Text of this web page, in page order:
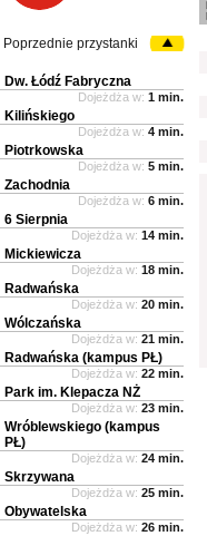
Poprzednie przystanki
Dw. Łódź Fabryczna
Dojeżdża w: 1 min.
Kilińskiego
Dojeżdża w: 4 min.
Piotrkowska
Dojeżdża w: 5 min.
Zachodnia
Dojeżdża w: 6 min.
6 Sierpnia
Dojeżdża w: 14 min.
Mickiewicza
Dojeżdża w: 18 min.
Radwańska
Dojeżdża w: 20 min.
Wólczańska
Dojeżdża w: 21 min.
Radwańska (kampus PŁ)
Dojeżdża w: 22 min.
Park im. Klepacza NŻ
Dojeżdża w: 23 min.
Wróblewskiego (kampus
PŁ)
Dojeżdża w: 24 min.
Skrzywana
Dojeżdża w: 25 min.
Obywatelska
Dojeżdża w: 26 min.